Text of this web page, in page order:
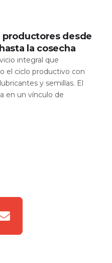
desde
la cosecha
integral que
el ciclo productivo con
y semillas. El
en un vínculo de